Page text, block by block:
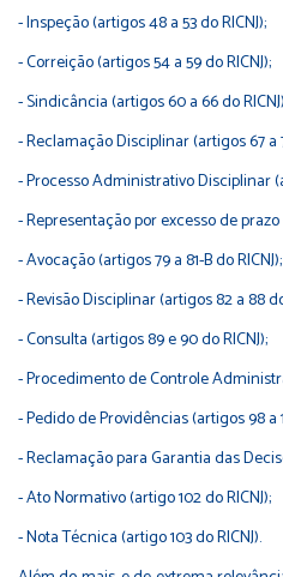
- Inspeção (artigos 48 a 53 do RICNJ);
- Correição (artigos 54 a 59 do RICNJ);
- Sindicância (artigos 60 a 66 do
- Reclamação Disciplinar (artigos 67 a
- Processo Administrativo Disciplinar
- Representação por excesso de prazo
- Avocação (artigos 79 a 81-B do RICNJ);
- Revisão Disciplinar (artigos 82 a 88
- Consulta (artigos 89 e 90 do RICNJ);
- Procedimento de Controle
- Pedido de Providências (artigos 98 a
- Reclamação para Garantia das
- Ato Normativo (artigo 102 do RICNJ);
- Nota Técnica (artigo 103 do RICNJ).